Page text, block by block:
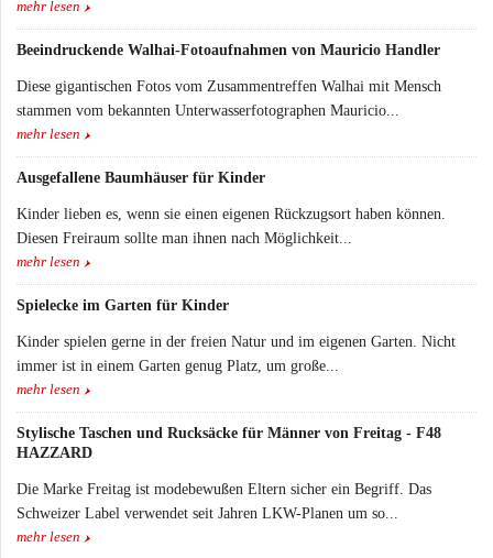
mehr lesen
Beeindruckende Walhai-Fotoaufnahmen von Mauricio Handler
Diese gigantischen Fotos vom Zusammentreffen Walhai mit Mensch
stammen vom bekannten Unterwasserfotographen Mauricio...
mehr lesen
Ausgefallene Baumhäuser für Kinder
Kinder lieben es, wenn sie einen eigenen Rückzugsort haben können.
Diesen Freiraum sollte man ihnen nach Möglichkeit...
mehr lesen
Spielecke im Garten für Kinder
Kinder spielen gerne in der freien Natur und im eigenen Garten. Nicht
immer ist in einem Garten genug Platz, um große...
mehr lesen
Stylische Taschen und Rucksäcke für Männer von Freitag - F48
HAZZARD
Die Marke Freitag ist modebewußen Eltern sicher ein Begriff. Das
Schweizer Label verwendet seit Jahren LKW-Planen um so...
mehr lesen